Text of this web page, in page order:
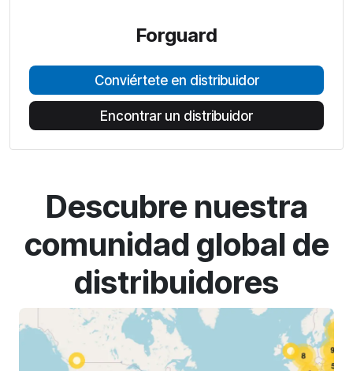
Forguard
Conviértete en distribuidor
Encontrar un distribuidor
Descubre nuestra
comunidad global de
distribuidores